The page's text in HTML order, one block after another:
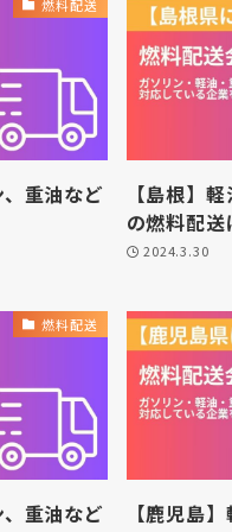
燃料配送
、重油など
【島根】
の燃料配
2024.3.30
燃料配送
、重油など
【鹿児島